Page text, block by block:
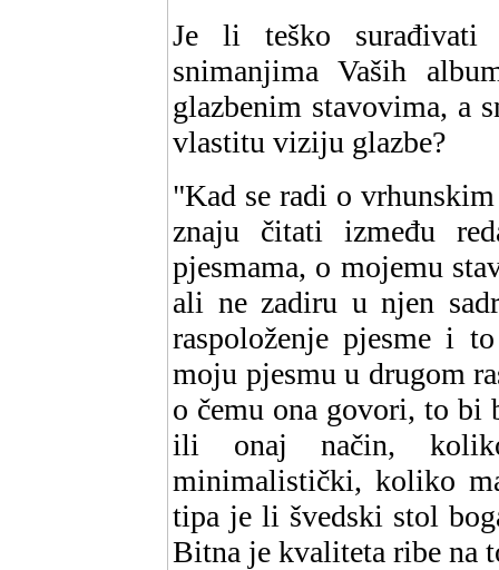
Je li teško surađivati
snimanjima Vaših
glazbenim stavovima, a
vlastitu viziju glazbe?
"Kad se radi o
znaju čitati između
pjesmama, o mojemu
ali ne zadiru u njen
raspoloženje pjesme i
moju pjesmu u drugom
o čemu ona govori, to
ili onaj način,
minimalistički, koliko
tipa je li švedski stol
Bitna je kvaliteta ribe na